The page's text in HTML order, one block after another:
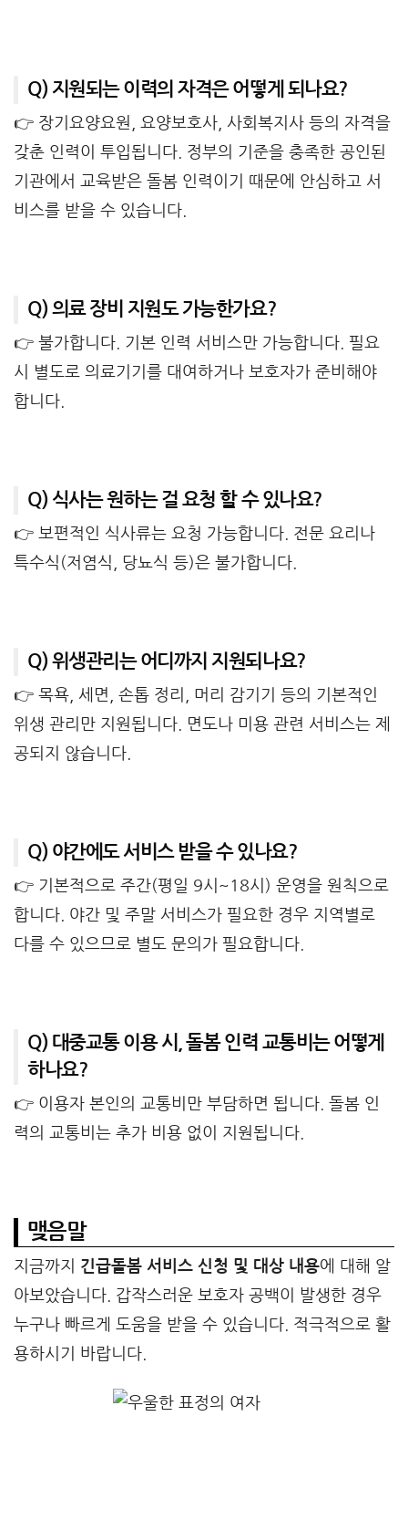
Q) 지원되는 이력의 자격은 어떻게 되나요?
👉 장기요양요원, 요양보호사, 사회복지사 등의 자격을
갖춘 인력이 투입됩니다. 정부의 기준을 충족한 공인된
기관에서 교육받은 돌봄 인력이기 때문에 안심하고 서
비스를 받을 수 있습니다.
Q) 의료 장비 지원도 가능한가요?
👉 불가합니다. 기본 인력 서비스만 가능합니다. 필요
시 별도로 의료기기를 대여하거나 보호자가 준비해야
합니다.
Q) 식사는 원하는 걸 요청 할 수 있나요?
👉 보편적인 식사류는 요청 가능합니다. 전문 요리나
특수식(저염식, 당뇨식 등)은 불가합니다.
Q) 위생관리는 어디까지 지원되나요?
👉 목욕, 세면, 손톱 정리, 머리 감기기 등의 기본적인
위생 관리만 지원됩니다. 면도나 미용 관련 서비스는 제
공되지 않습니다.
Q) 야간에도 서비스 받을 수 있나요?
👉 기본적으로 주간(평일 9시~18시) 운영을 원칙으로
합니다. 야간 및 주말 서비스가 필요한 경우 지역별로
다를 수 있으므로 별도 문의가 필요합니다.
Q) 대중교통 이용 시, 돌봄 인력 교통비는 어떻게
하나요?
👉 이용자 본인의 교통비만 부담하면 됩니다. 돌봄 인
력의 교통비는 추가 비용 없이 지원됩니다.
맺음말
지금까지 긴급돌봄 서비스 신청 및 대상 내용에 대해 알
아보았습니다. 갑작스러운 보호자 공백이 발생한 경우
누구나 빠르게 도움을 받을 수 있습니다. 적극적으로 활
용하시기 바랍니다.